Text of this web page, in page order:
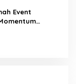
Event